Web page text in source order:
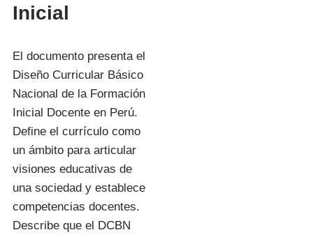
Inicial
El documento presenta el
Diseño Curricular Básico
Nacional de la Formación
Inicial Docente en Perú.
Define el currículo como
un ámbito para articular
visiones educativas de
una sociedad y establece
competencias docentes.
Describe que el DCBN